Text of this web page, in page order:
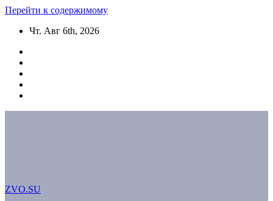
Перейти к содержимому
Чт. Авг 6th, 2026
ZVO.SU